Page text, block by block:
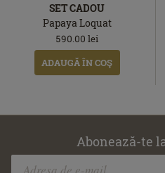
SET CADOU
Papaya Loquat
590.00 lei
ADAUGĂ ÎN COŞ
Abonează-te